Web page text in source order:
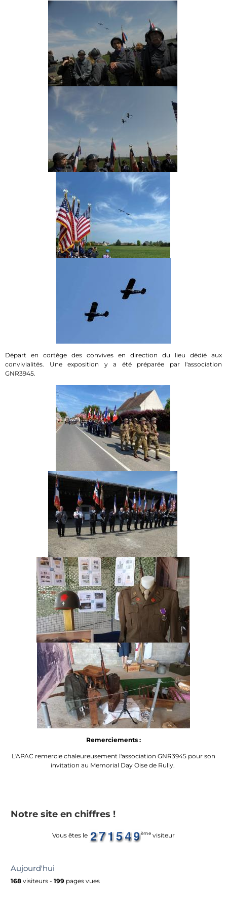
Départ en cortège des convives en direction du lieu dédié aux
convivialités. Une exposition y a été préparée par l'association
GNR3945.
Remerciements :
L'APAC remercie chaleureusement l'association GNR3945 pour son
invitation au Memorial Day Oise de Rully.
Notre site en chiffres !
Vous êtes le ème visiteur
Aujourd'hui
168 visiteurs - 199 pages vues